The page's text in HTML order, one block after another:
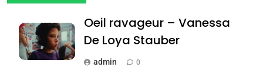
Oeil ravageur – Vanessa
De Loya Stauber
admin 0
Jacques Hadida
JUDAISME